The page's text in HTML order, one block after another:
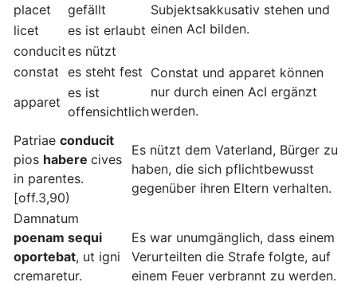
Subjektsakkusativ stehen und
einen AcI bilden.
placet
gefällt
licet
es ist erlaubt
conducites nützt
constat es steht fest Constat und apparet können
nur durch einen AcI ergänzt
werden.
apparet
es ist
offensichtlich
Patriae conducit
pios habere cives
in parentes.
[off.3,90)
Es nützt dem Vaterland, Bürger zu
haben, die sich pflichtbewusst
gegenüber ihren Eltern verhalten.
Damnatum
poenam sequi
oportebat, ut igni
cremaretur.
Es war unumgänglich, dass einem
Verurteilten die Strafe folgte, auf
einem Feuer verbrannt zu werden.